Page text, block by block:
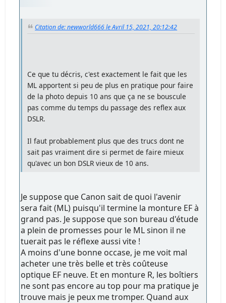
Citation de: newworld666 le Avril 15, 2021, 20:12:42
Ce que tu décris, c'est exactement le fait que les
ML apportent si peu de plus en pratique pour faire
de la photo depuis 10 ans que ça ne se bouscule
pas comme du temps du passage des reflex aux
DSLR.
Il faut probablement plus que des trucs dont ne
sait pas vraiment dire si permet de faire mieux
qu'avec un bon DSLR vieux de 10 ans.
Je suppose que Canon sait de quoi l'avenir
sera fait (ML) puisqu'il termine la monture EF à
grand pas. Je suppose que son bureau d'étude
a plein de promesses pour le ML sinon il ne
tuerait pas le réflexe aussi vite !
A moins d'une bonne occase, je me voit mal
acheter une très belle et très coûteuse
optique EF neuve. Et en monture R, les boîtiers
ne sont pas encore au top pour ma pratique je
trouve mais je peux me tromper. Quand aux